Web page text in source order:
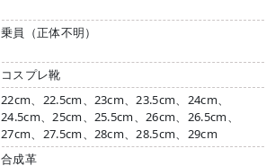
乗員（正体不明）
コスプレ靴
22cm、22.5cm、23cm、23.5cm、24cm、
24.5cm、25cm、25.5cm、26cm、26.5cm、
27cm、27.5cm、28cm、28.5cm、29cm
合成革